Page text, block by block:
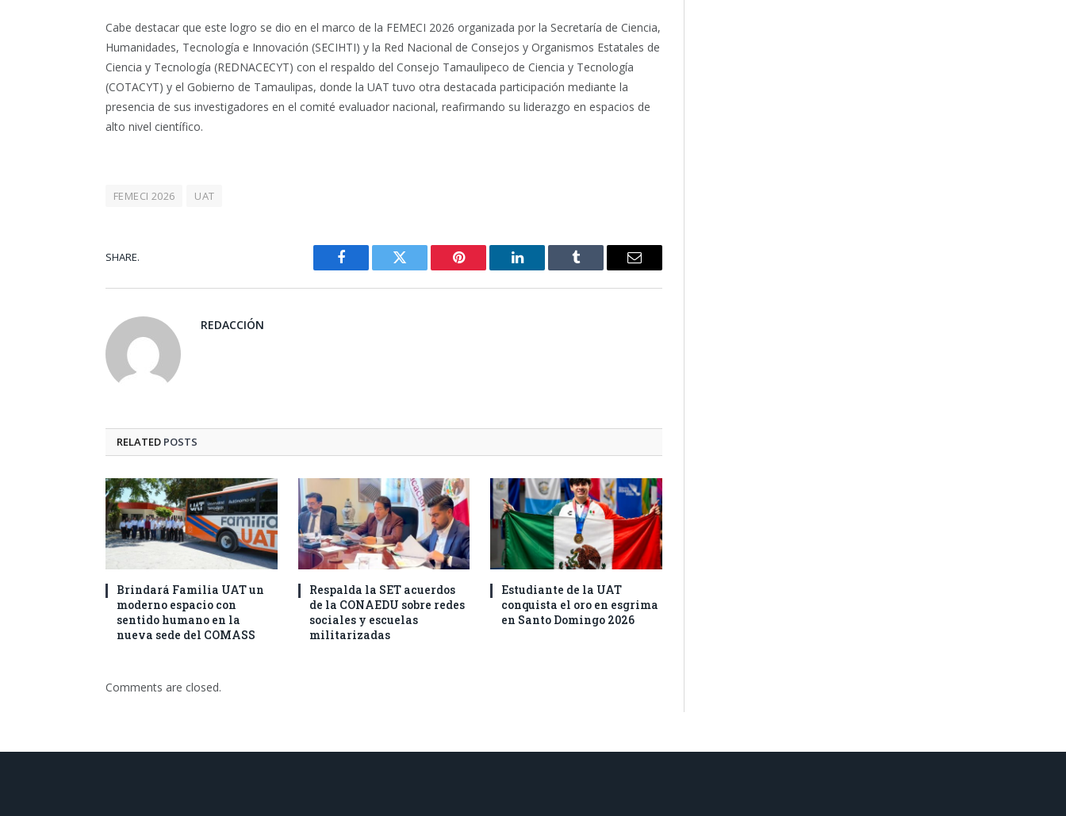
Cabe destacar que este logro se dio en el marco de la FEMECI 2026 organizada por la Secretaría de Ciencia,
Humanidades, Tecnología e Innovación (SECIHTI) y la Red Nacional de Consejos y Organismos Estatales de
Ciencia y Tecnología (REDNACECYT) con el respaldo del Consejo Tamaulipeco de Ciencia y Tecnología
(COTACYT) y el Gobierno de Tamaulipas, donde la UAT tuvo otra destacada participación mediante la
presencia de sus investigadores en el comité evaluador nacional, reafirmando su liderazgo en espacios de
alto nivel científico.
FEMECI 2026 UAT
SHARE.
Facebook Twitter Pinterest LinkedIn Tumblr Email
REDACCIÓN
RELATED POSTS
Brindará Familia UAT un
moderno espacio con
sentido humano en la
nueva sede del COMASS
Respalda la SET acuerdos
de la CONAEDU sobre redes
sociales y escuelas
militarizadas
Estudiante de la UAT
conquista el oro en esgrima
en Santo Domingo 2026
Comments are closed.